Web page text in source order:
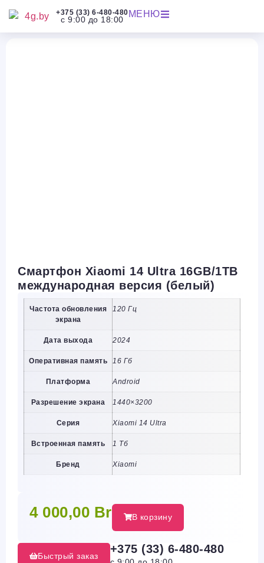
+375 (33) 6-480-480
с 9:00 до 18:00
МЕНЮ
Смартфон Xiaomi 14 Ultra 16GB/1TB
международная версия (белый)
Частота обновления
экрана
120 Гц
Дата выхода 2024
Оперативная память 16 Гб
Платформа Android
Разрешение экрана 1440×3200
Серия Xiaomi 14 Ultra
Встроенная память 1 Тб
Бренд Xiaomi
4 000,00 Br В корзину
Быстрый заказ
+375 (33) 6-480-480